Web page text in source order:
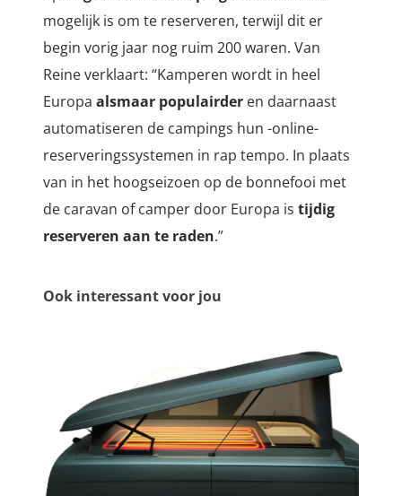
mogelijk is om te reserveren, terwijl dit er
begin vorig jaar nog ruim 200 waren. Van
Reine verklaart: “Kamperen wordt in heel
Europa alsmaar populairder en daarnaast
automatiseren de campings hun -online-
reserveringssystemen in rap tempo. In plaats
van in het hoogseizoen op de bonnefooi met
de caravan of camper door Europa is tijdig
reserveren aan te raden.”
Ook interessant voor jou